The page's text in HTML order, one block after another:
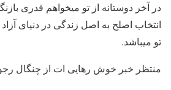
در آخر دوستانه از تو میخواهم قدری
انتخاب اصلح به اصل زندگی در دنیای
تو میباشد.
منتظر خبر خوش رهایی ات از چنگال